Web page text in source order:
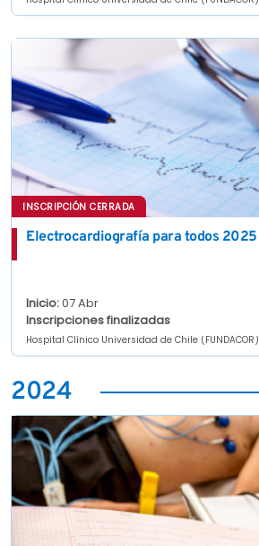
INSCRIPCIÓN CERRADA
Electrocardiografía para todos 2025
Inicio:07 Abr
Inscripciones finalizadas
Hospital Clínico Universidad de Chile (FUNDACOR)
2024